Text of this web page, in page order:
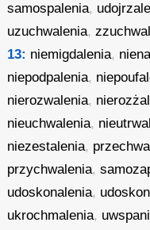
samospalenia,
uzuchwalenia,
13: niemigdalenia,
niepodpalenia,
nierozwalenia,
nieuchwalenia,
niezestalenia,
przychwalenia,
udoskonalenia,
ukrochmalenia,